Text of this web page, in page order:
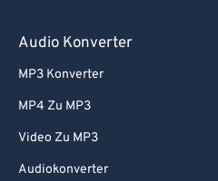
Audio Konverter
MP3 Konverter
MP4 Zu MP3
Video Zu MP3
Audiokonverter